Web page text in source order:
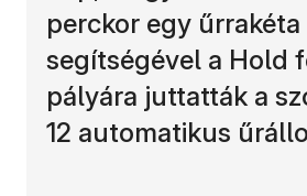
perckor egy űrrakéta
segítségével a Hold
pályára juttatták a
12 automatikus